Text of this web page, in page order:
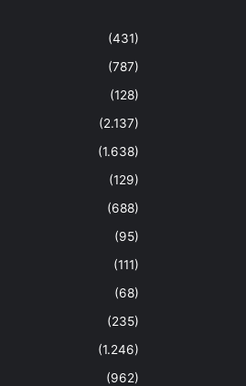
(431)
(787)
(128)
(2.137)
(1.638)
(129)
(688)
(95)
(111)
(68)
(235)
(1.246)
(962)